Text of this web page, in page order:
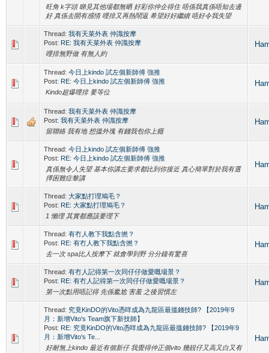
旺角 k字頭 睇見其他場都無晒 好彩你仲企得住 唔係我真係唔知去邊
好 真係去開有感情 哩排又再熱鬧返 希望好好繼續 唔好令我失望
Thread: 我有天菜外表 仲識按摩
Post: RE: 我有天菜外表 仲識按摩
哩排無野做 有無人約
Thread: 今日上kindo 試左個新師傅 強推
Post: RE: 今日上kindo 試左個新師傅 強推
Kindo超爆哩排 要等位
Thread: 我有天菜外表 仲識按摩
Post: 我有天菜外表 仲識按摩
留聯絡 我有地 想搵外塊 有錢我包你上癮
Thread: 今日上kindo 試左個新師傅 強推
Post: RE: 今日上kindo 試左個新師傅 強推
真係無令人失望 基本你講左要求都比到你接近 真心簡單對於我有選
擇困難症黎講
Thread: 大家點打理鳩毛？
Post: RE: 大家點打理鳩毛？
1 懶理 其實都應該要理下
Thread: 有冇人教下我點含撚？
Post: RE: 有冇人教下我點含撚？
去一次 spa比人按摩下 就會學到野 分分鐘有驚喜
Thread: 有冇人記得第一次同仔仔做愛嘅場景？
Post: RE: 有冇人記得第一次同仔仔做愛嘅場景？
第一次點用唔記得 先係尷尬 害羞 之後習慣左
Thread: 究竟KinDO的Vito憑咩成為九龍區最搵錢技師? 【2019年9
月：新增Vito's Team旗下新技師】
Post: RE: 究竟KinDO的Vito憑咩成為九龍區最搵錢技師? 【2019年9
月：新增Vito's Te...
好耐無上kindo 最近有個新仔 我覺得仲正個vito 幾靚仔又高又白又有